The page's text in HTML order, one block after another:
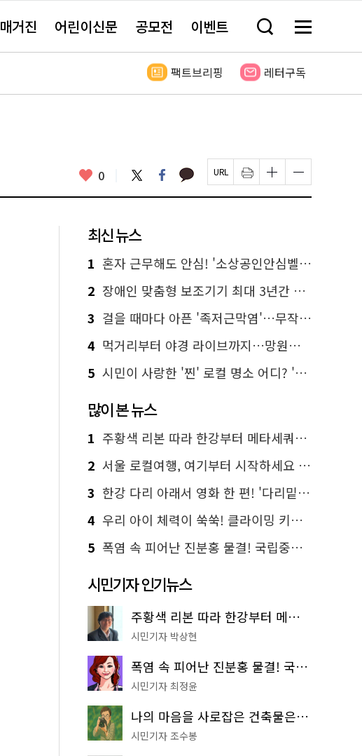
매거진 어린이신문 공모전 이벤트 검
창
기
메
전
보
팩트브리핑 레터구독
좋
요
0 트
위
터
페
이
스
카
카 페
이
지
인
쇄
하
글
자
크
하
기
글
자
크
하
기
최신 뉴스
1 혼자 근무해도 안심! '소상공인안심벨' 신청하세요
2 장애인 맞춤형 보조기기 최대 3년간 무상 대여…삶의 질 높인다
3 걸을 때마다 아픈 '족저근막염'…무작정 참지 말고 '이것' 해보세요!
4 먹거리부터 야경 라이브까지…망원한강공원 알짜 코스
5 시민이 사랑한 '찐' 로컬 명소 어디? '서울에디션25' 추천 코스
많이 본 뉴스
1 주황색 리본 따라 한강부터 메타세쿼이아 숲길까지…서울둘레길 15코스
2 서울 로컬여행, 여기부터 시작하세요 '서울에디션25'
3 한강 다리 아래서 영화 한 편! '다리밑 영화관' 무료 상영
4 우리 아이 체력이 쑥쑥! 클라이밍 키즈카페·어린이 체력장
5 폭염 속 피어난 진분홍 물결! 국립중앙박물관 배롱나무 명소
시민기자 인기뉴스
주황색 리본 따라 한강부터 메타세쿼이아 숲길까지…서울둘레길 15코스
시민기자 박상현
폭염 속 피어난 진분홍 물결! 국립중앙박물관 배롱나무 명소
시민기자 최정윤
나의 마음을 사로잡은 건축물은? '서울시 건축상' 수상작 공개!
시민기자 조수봉